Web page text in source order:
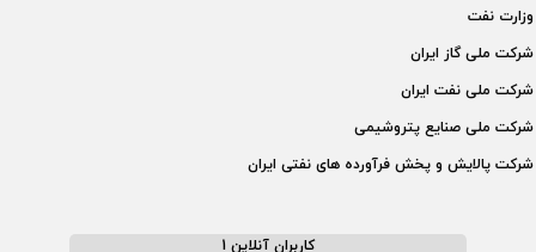
وزارت نفت
شركت ملی گاز ايران
شركت ملی نفت ايران
شركت ملی صنايع پتروشيمی
شركت پالايش و پخش فرآورده های نفتی ايران
کاربران آنلاین 1